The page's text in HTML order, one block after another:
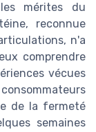
mérites du
reconnue
n'a
comprendre
vécues
de la fermeté
semaines